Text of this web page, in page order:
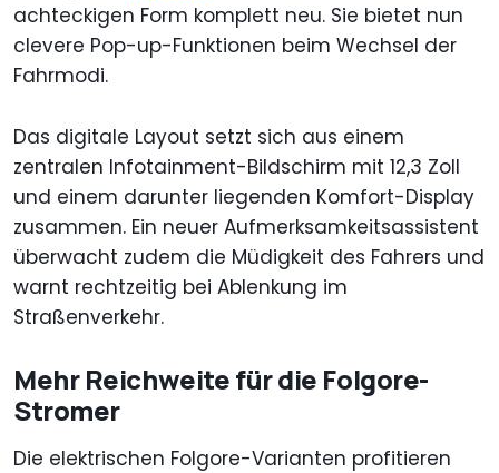
achteckigen Form komplett neu. Sie bietet nun
clevere Pop-up-Funktionen beim Wechsel der
Fahrmodi.
Das digitale Layout setzt sich aus einem
zentralen Infotainment-Bildschirm mit 12,3 Zoll
und einem darunter liegenden Komfort-Display
zusammen. Ein neuer Aufmerksamkeitsassistent
überwacht zudem die Müdigkeit des Fahrers und
warnt rechtzeitig bei Ablenkung im
Straßenverkehr.
Mehr Reichweite für die Folgore-
Stromer
Die elektrischen Folgore-Varianten profitieren